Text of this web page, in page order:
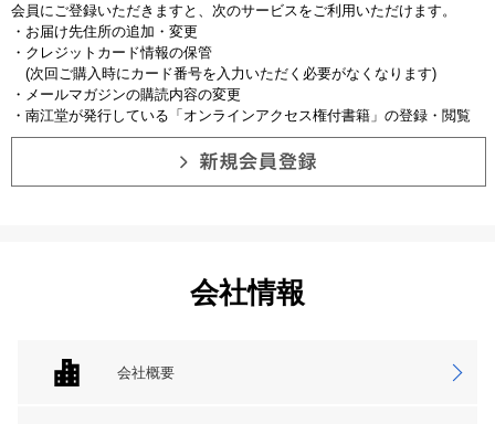
会員にご登録いただきますと、次のサービスをご利用いただけます。
・お届け先住所の追加・変更
・クレジットカード情報の保管
(次回ご購入時にカード番号を入力いただく必要がなくなります)
・メールマガジンの購読内容の変更
・南江堂が発行している「オンラインアクセス権付書籍」の登録・閲覧
会社情報
会社概要